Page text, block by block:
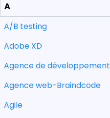
A
A/B testing
Adobe XD
Agence de développement
Agence web-Braindcode
Agile